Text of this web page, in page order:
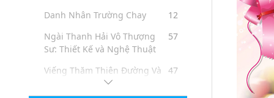
Danh Nhân Trường Chay
12
Ngài Thanh Hải Vô Thượng
Sư: Thiết Kế và Nghệ Thuật
57
Viếng Thăm Thiên Đường Và
Địa Ngục: Lời Chứng
47